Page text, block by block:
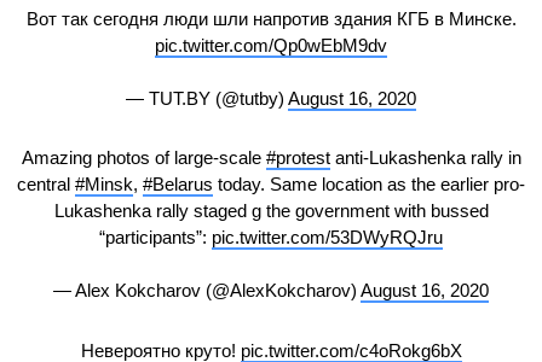
Вот так сегодня люди шли напротив здания КГБ в Минске.
pic.twitter.com/Qp0wEbM9dv
— TUT.BY (@tutby) August 16, 2020
Amazing photos of large-scale #protestanti-Lukashenka rally in
central #Minsk, #Belarus today. Same location as the earlier pro-
Lukashenka rally staged g the government with bussed
“participants”: pic.twitter.com/53DWyRQJru
— Alex Kokcharov (@AlexKokcharov) August 16, 2020
Невероятно круто! pic.twitter.com/c4oRokg6bX